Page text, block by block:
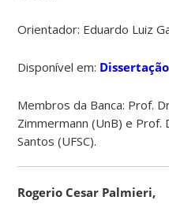
Orientador: Eduardo Luiz
Disponível em:
Membros da Banca: Prof.
Zimmermann (UnB) e Prof.
Santos (UFSC).
Rogerio Cesar Palmieri,